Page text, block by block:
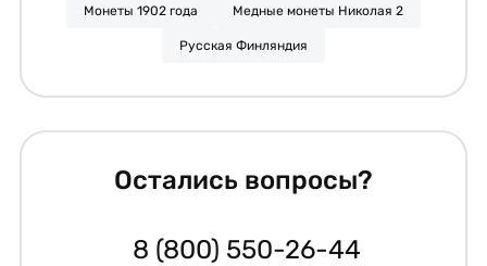
Монеты 1902 года Медные монеты Николая 2
Русская Финляндия
Остались вопросы?
8 (800) 550-26-44